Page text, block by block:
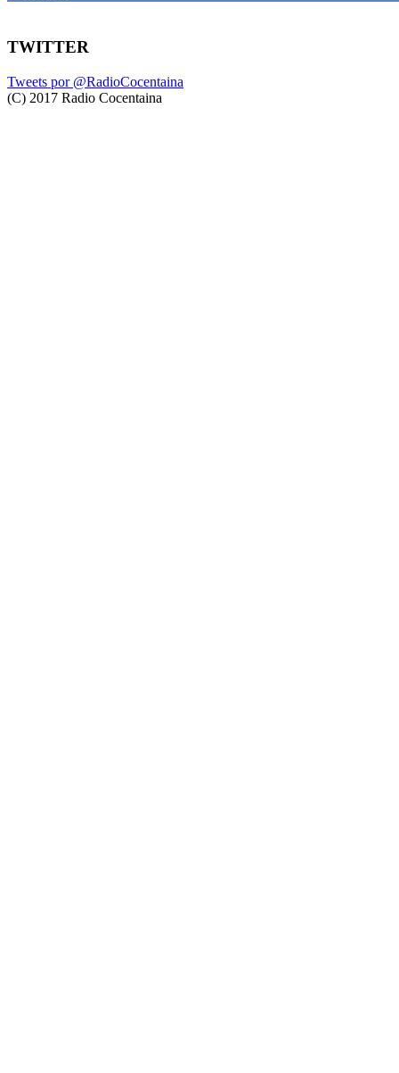
TWITTER
Tweets por @RadioCocentaina
(C) 2017 Radio Cocentaina